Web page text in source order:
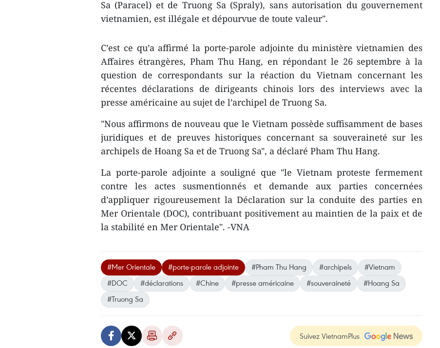
Sa (Paracel) et de Truong Sa (Spraly), sans autorisation du gouvernement
vietnamien, est illégale et dépourvue de toute valeur".
C’est ce qu’a affirmé la porte-parole adjointe du ministère vietnamien des
Affaires étrangères, Pham Thu Hang, en répondant le 26 septembre à la
question de correspondants sur la réaction du Vietnam concernant les
récentes déclarations de dirigeants chinois lors des interviews avec la
presse américaine au sujet de l’archipel de Truong Sa.
"Nous affirmons de nouveau que le Vietnam possède suffisamment de bases
juridiques et de preuves historiques concernant sa souveraineté sur les
archipels de Hoang Sa et de Truong Sa", a déclaré Pham Thu Hang.
La porte-parole adjointe a souligné que "le Vietnam proteste fermement
contre les actes susmentionnés et demande aux parties concernées
d’appliquer rigoureusement la Déclaration sur la conduite des parties en
Mer Orientale (DOC), contribuant positivement au maintien de la paix et de
la stabilité en Mer Orientale". -VNA
#Mer Orientale #porte-parole adjointe #Pham Thu Hang #archipels
#Vietnam
#DOC
#déclarations #Chine #presse américaine #souveraineté
#Hoang Sa
#Truong Sa
Suivez VietnamPlus